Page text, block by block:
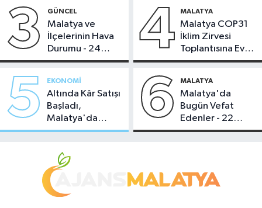
3 GÜNCEL
Malatya ve
İlçelerinin Hava
Durumu - 24
Temmuz 2026
4 MALATYA
Malatya COP31
İklim Zirvesi
Toplantısına Ev
Sahipliği Yaptı
5 EKONOMI
Altında Kâr Satışı
Başladı,
Malatya'da
Makas Ne
6 MALATYA
Malatya'da
Bugün Vefat
Edenler - 22
Temmuz 2026